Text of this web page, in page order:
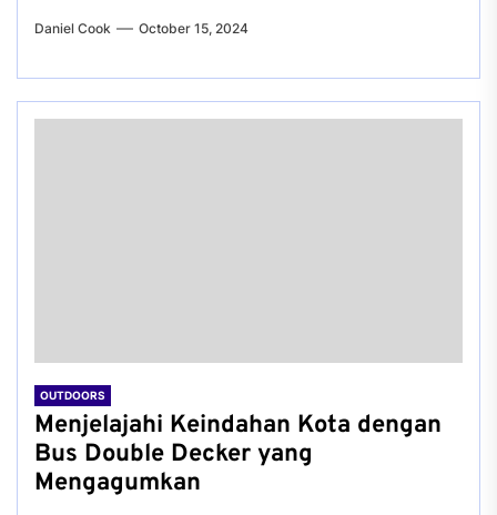
Daniel Cook October 15, 2024
OUTDOORS
Menjelajahi Keindahan Kota dengan
Bus Double Decker yang
Mengagumkan